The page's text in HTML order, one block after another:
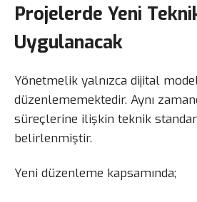
Projelerde Yeni
Uygulanacak
Yönetmelik yalnızca dijital
düzenlememektedir. Aynı
süreçlerine ilişkin teknik
belirlenmiştir.
Yeni düzenleme kapsamında;